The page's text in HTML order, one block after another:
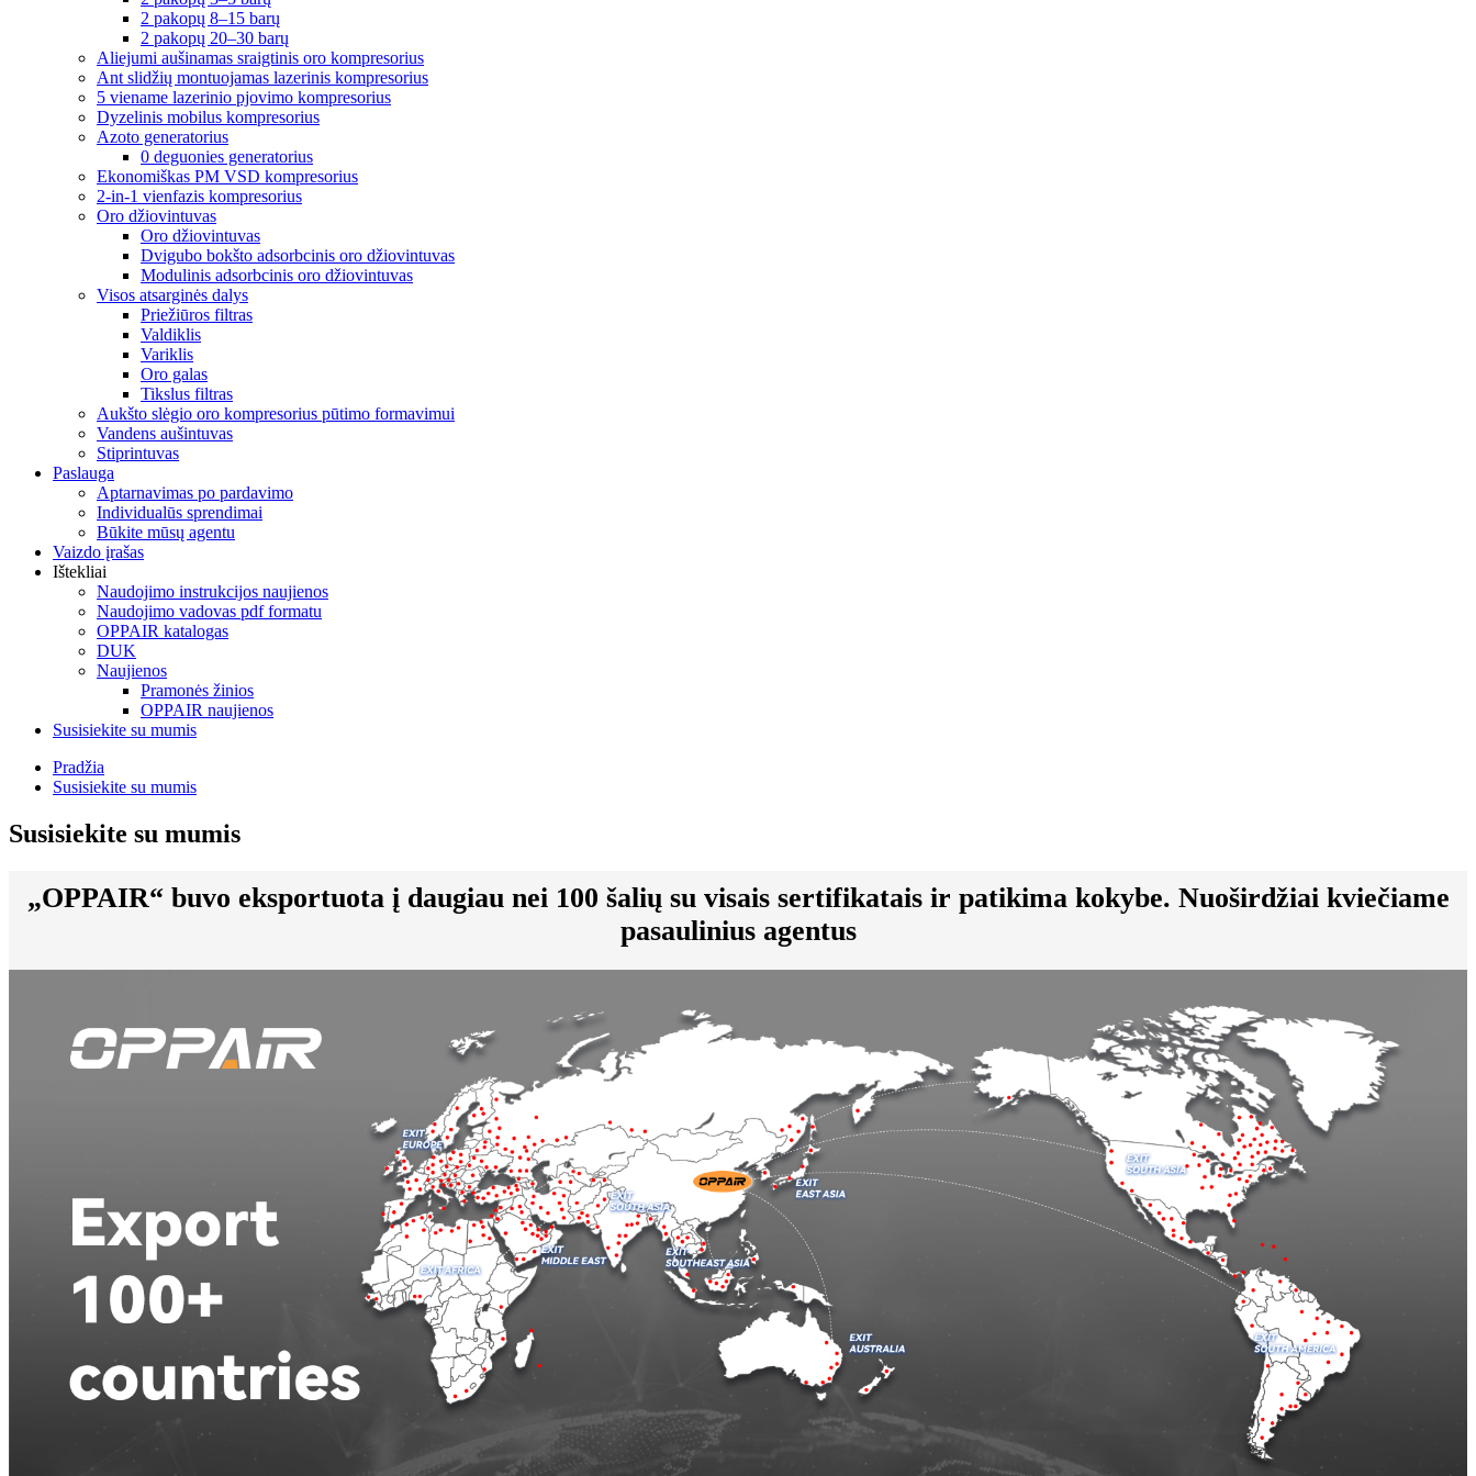
2 pakopų 8–15 barų
2 pakopų 20–30 barų
Aliejumi aušinamas sraigtinis oro kompresorius
Ant slidžių montuojamas lazerinis kompresorius
5 viename lazerinio pjovimo kompresorius
Dyzelinis mobilus kompresorius
Azoto generatorius
0 deguonies generatorius
Ekonomiškas PM VSD kompresorius
2-in-1 vienfazis kompresorius
Oro džiovintuvas
Oro džiovintuvas
Dvigubo bokšto adsorbcinis oro džiovintuvas
Modulinis adsorbcinis oro džiovintuvas
Visos atsarginės dalys
Priežiūros filtras
Valdiklis
Variklis
Oro galas
Tikslus filtras
Aukšto slėgio oro kompresorius pūtimo formavimui
Vandens aušintuvas
Stiprintuvas
Paslauga
Aptarnavimas po pardavimo
Individualūs sprendimai
Būkite mūsų agentu
Vaizdo įrašas
Ištekliai
Naudojimo instrukcijos naujienos
Naudojimo vadovas pdf formatu
OPPAIR katalogas
DUK
Naujienos
Pramonės žinios
OPPAIR naujienos
Susisiekite su mumis
Pradžia
Susisiekite su mumis
Susisiekite su mumis
„OPPAIR“ buvo eksportuota į daugiau nei 100 šalių su visais sertifikatais ir patikima kokybe. Nuoširdžiai kviečiame
pasaulinius agentus